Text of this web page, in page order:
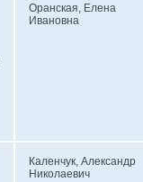
Оранская, Елена
Ивановна
Каленчук, Александр
Николаевич